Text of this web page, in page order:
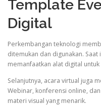
Template
Digital
Perkembangan teknologi
ditemukan dan digunakan.
memanfaatkan alat digital
Selanjutnya, acara virtual juga
Webinar, konferensi online,
materi visual yang menarik.